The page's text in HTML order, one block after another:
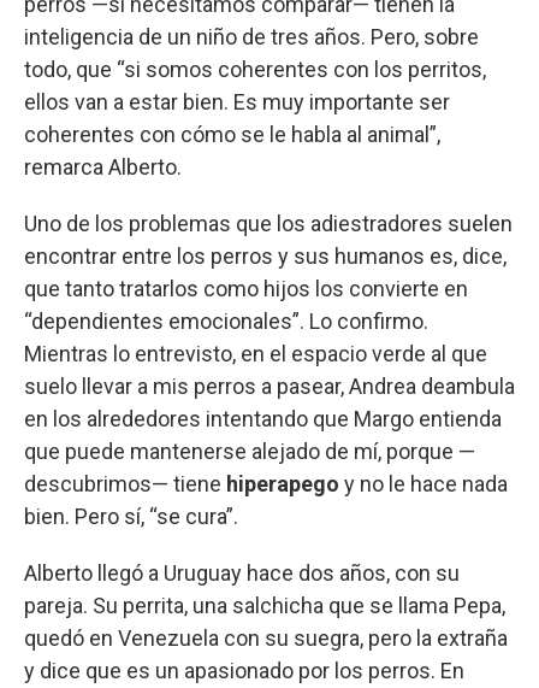
inteligencia de un niño de tres años. Pero, sobre
todo, que “si somos coherentes con los perritos,
ellos van a estar bien. Es muy importante ser
coherentes con cómo se le habla al animal”,
remarca Alberto.
Uno de los problemas que los adiestradores suelen
encontrar entre los perros y sus humanos es, dice,
que tanto tratarlos como hijos los convierte en
“dependientes emocionales”. Lo confirmo.
Mientras lo entrevisto, en el espacio verde al que
suelo llevar a mis perros a pasear, Andrea deambula
en los alrededores intentando que Margo entienda
que puede mantenerse alejado de mí, porque —
descubrimos— tiene hiperapego y no le hace nada
bien. Pero sí, “se cura”.
Alberto llegó a Uruguay hace dos años, con su
pareja. Su perrita, una salchicha que se llama Pepa,
quedó en Venezuela con su suegra, pero la extraña
y dice que es un apasionado por los perros. En